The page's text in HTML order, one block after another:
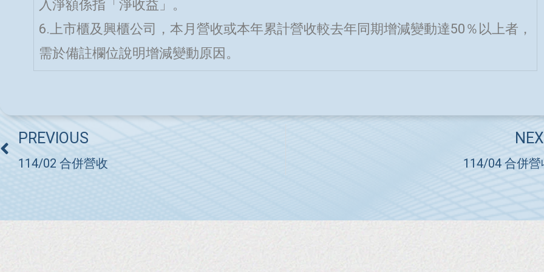
入淨額係指「淨收益」。
6.上市櫃及興櫃公司，本月營收或本年累計營收較去年同期增減變動達50％以上者，
需於備註欄位說明增減變動原因。
PREVIOUS
114/02 合併營收 114/04 合併營